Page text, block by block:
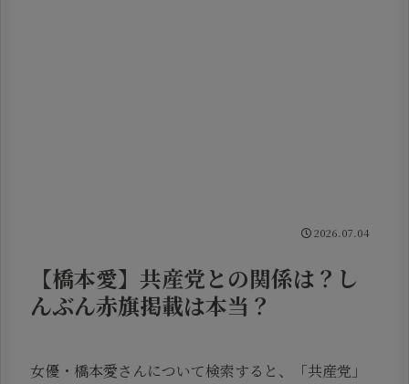
2026.07.04
【橋本愛】共産党との関係は？し
んぶん赤旗掲載は本当？
女優・橋本愛さんについて検索すると、「共産党」